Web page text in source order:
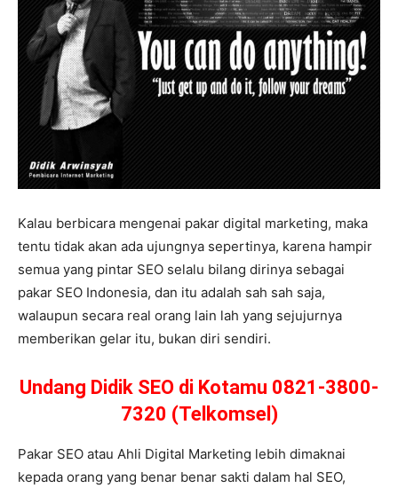
Kalau berbicara mengenai pakar digital marketing, maka
tentu tidak akan ada ujungnya sepertinya, karena hampir
semua yang pintar SEO selalu bilang dirinya sebagai
pakar SEO Indonesia, dan itu adalah sah sah saja,
walaupun secara real orang lain lah yang sejujurnya
memberikan gelar itu, bukan diri sendiri.
Undang Didik SEO di Kotamu 0821-3800-
7320 (Telkomsel)
Pakar SEO atau Ahli Digital Marketing lebih dimaknai
kepada orang yang benar benar sakti dalam hal SEO,